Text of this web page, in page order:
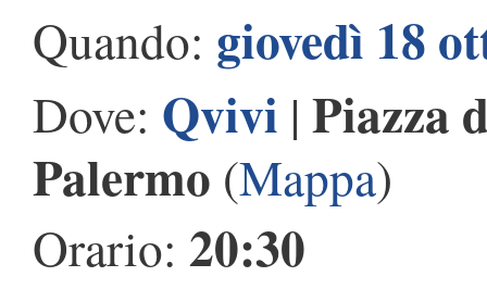
Quando: giovedì 18
Dove: Qvivi | Piazza
Palermo (Mappa)
Orario: 20:30